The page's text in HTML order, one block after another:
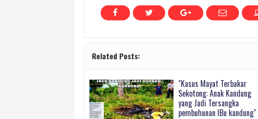
Related Posts:
"Kasus Mayat Terbakar
Sekotong: Anak Kandung
yang Jadi Tersangka
pembuhunan IBu kandung"